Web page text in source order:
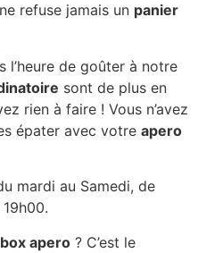
refuse jamais un panier
l’heure de goûter à notre
sont de plus en
rien à faire ! Vous n’avez
épater avec votre apero
mardi au Samedi, de
box apero ? C’est le